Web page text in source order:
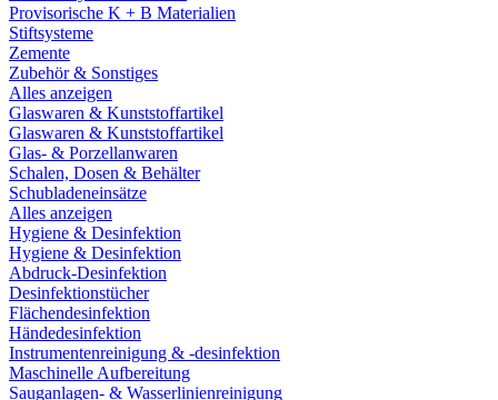
Provisorische K + B Materialien
Stiftsysteme
Zemente
Zubehör & Sonstiges
Alles anzeigen
Glaswaren & Kunststoffartikel
Glaswaren & Kunststoffartikel
Glas- & Porzellanwaren
Schalen, Dosen & Behälter
Schubladeneinsätze
Alles anzeigen
Hygiene & Desinfektion
Hygiene & Desinfektion
Abdruck-Desinfektion
Desinfektionstücher
Flächendesinfektion
Händedesinfektion
Instrumentenreinigung & -desinfektion
Maschinelle Aufbereitung
Sauganlagen- & Wasserlinienreinigung